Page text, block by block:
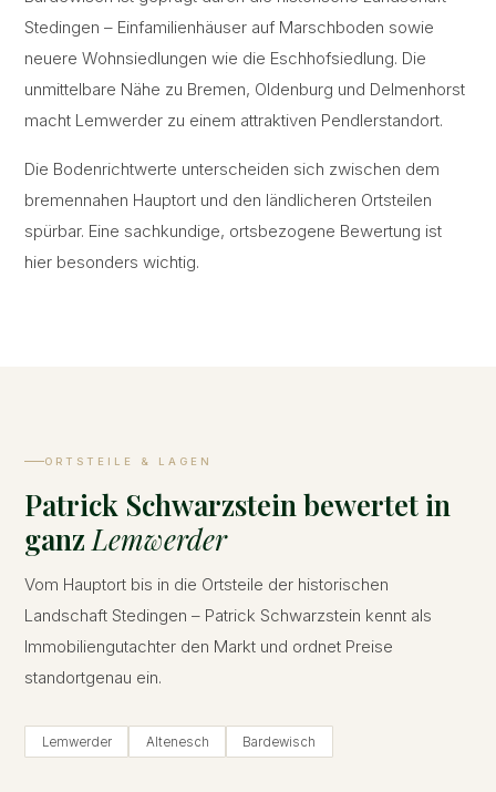
Stedingen – Einfamilienhäuser auf Marschboden sowie
neuere Wohnsiedlungen wie die Eschhofsiedlung. Die
unmittelbare Nähe zu Bremen, Oldenburg und Delmenhorst
macht Lemwerder zu einem attraktiven Pendlerstandort.
Die Bodenrichtwerte unterscheiden sich zwischen dem
bremennahen Hauptort und den ländlicheren Ortsteilen
spürbar. Eine sachkundige, ortsbezogene Bewertung ist
hier besonders wichtig.
ORTSTEILE & LAGEN
Patrick Schwarzstein bewertet in
ganz Lemwerder
Vom Hauptort bis in die Ortsteile der historischen
Landschaft Stedingen – Patrick Schwarzstein kennt als
Immobiliengutachter den Markt und ordnet Preise
standortgenau ein.
Lemwerder Altenesch Bardewisch